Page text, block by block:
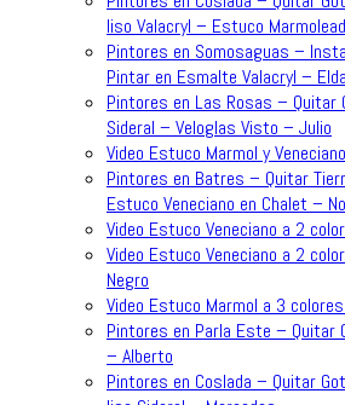
liso Valacryl – Estuco
Pintores en Somosaguas –
Pintar en Esmalte Valacryl – Elda
Pintores en Las Rosas – Quitar
Sideral – Veloglas Visto – Julio
Video Estuco Marmol y
Pintores en Batres – Quitar
Estuco Veneciano en Chalet –
Video Estuco Veneciano a 2
Video Estuco Veneciano a 2
Negro
Video Estuco Marmol a 3
Pintores en Parla Este – Quitar
– Alberto
Pintores en Coslada – Quitar